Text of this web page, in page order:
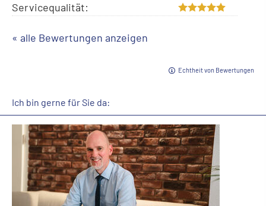
Servicequalität:
« alle Bewertungen anzeigen
Echtheit von Bewertungen
Ich bin gerne für Sie da: